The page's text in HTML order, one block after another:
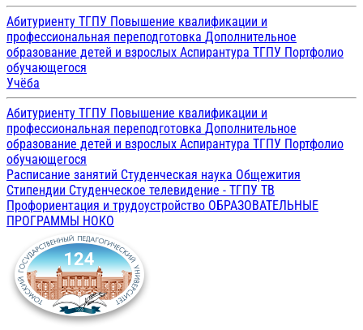
Абитуриенту ТГПУ Повышение квалификации и
профессиональная переподготовка Дополнительное
образование детей и взрослых Аспирантура ТГПУ Портфолио
обучающегося
Учёба
Абитуриенту ТГПУ Повышение квалификации и
профессиональная переподготовка Дополнительное
образование детей и взрослых Аспирантура ТГПУ Портфолио
обучающегося
Расписание занятий Студенческая наука Общежития
Стипендии Студенческое телевидение - ТГПУ ТВ
Профориентация и трудоустройство ОБРАЗОВАТЕЛЬНЫЕ
ПРОГРАММЫ НОКО